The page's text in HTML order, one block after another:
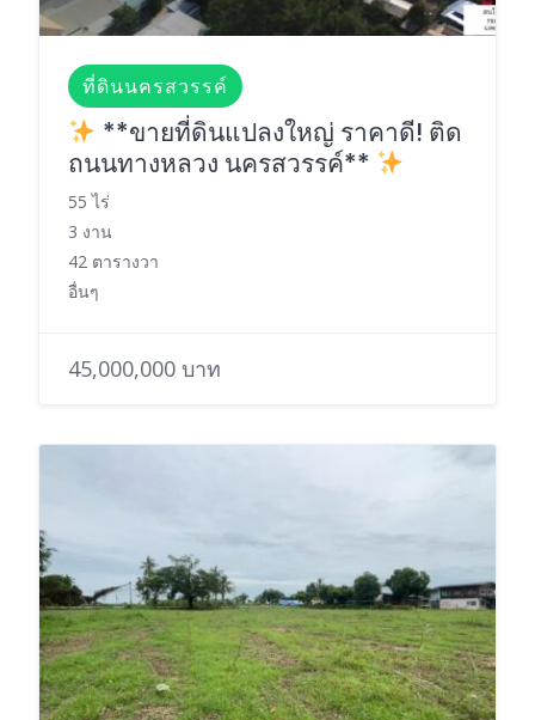
ที่ดินนครสวรรค์
**ขายที่ดินแปลงใหญ่ ราคาดี! ติด
ถนนทางหลวง นครสวรรค์**
55 ไร่
3 งาน
42 ตารางวา
อื่นๆ
45,000,000 บาท